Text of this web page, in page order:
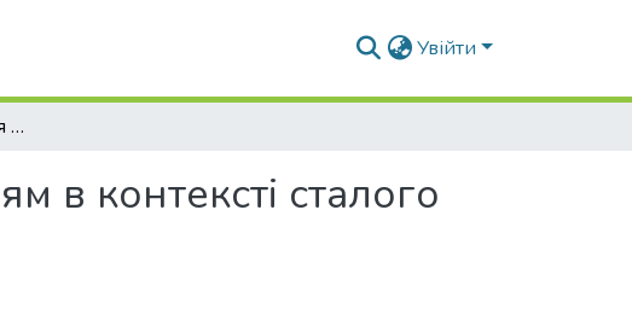
Увійти
Інтегроване управління землекористуванням в контексті сталого розвитку: теорія, методологія, практика
в контексті сталого